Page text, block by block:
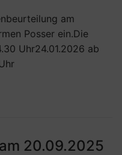
am
Posser ein.Die
Uhr24.01.2026 ab
20.09.2025